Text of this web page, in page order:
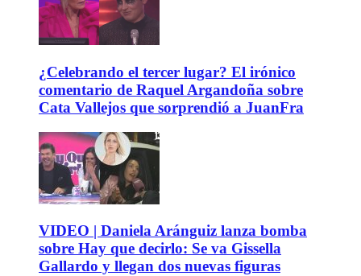
¿Celebrando el tercer lugar? El irónico
comentario de Raquel Argandoña sobre
Cata Vallejos que sorprendió a JuanFra
VIDEO | Daniela Aránguiz lanza bomba
sobre Hay que decirlo: Se va Gissella
Gallardo y llegan dos nuevas figuras